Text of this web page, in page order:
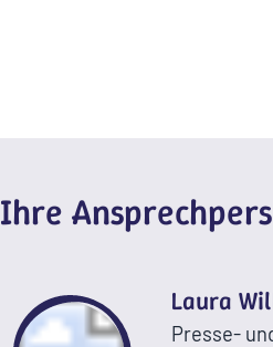
Ihre
Laura
Presse-